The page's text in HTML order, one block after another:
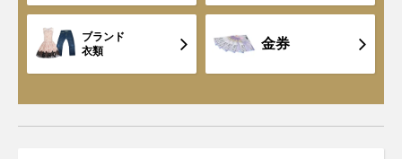
ブランド
衣類
金券